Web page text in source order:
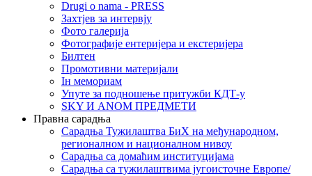
Drugi o nama - PRESS
Захтјев за интервју
Фото галерија
Фотографије ентеријера и екстеријера
Билтен
Промотивни материјали
Iн мемориам
Упуте за подношење притужби КДТ-у
SKY И ANOM ПРЕДМЕТИ
Правна сарадња
Сарадња Тужилаштва БиХ на међународном,
регионалном и националном нивоу
Сарадња са домаћим институцијама
Сарадња са тужилаштвима југоисточне Европе/